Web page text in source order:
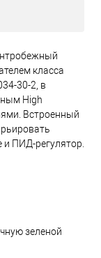
класса
30-2, в
High
Встроенный
и ПИД-регулятор.
зеленой